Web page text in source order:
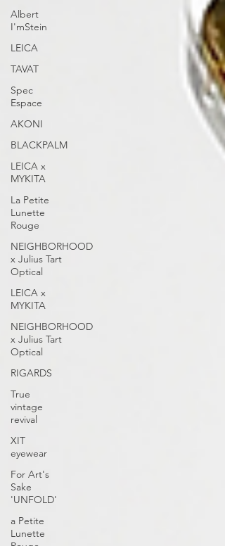
Albert
I'mStein
LEICA
TAVAT
Spec
Espace
AKONI
BLACKPALM
LEICA x
MYKITA
La Petite
Lunette
Rouge
NEIGHBORHOOD
x Julius Tart
Optical
LEICA x
MYKITA
NEIGHBORHOOD
x Julius Tart
Optical
RIGARDS
True
vintage
revival
XIT
eyewear
For Art's
Sake
'UNFOLD'
a Petite
Lunette